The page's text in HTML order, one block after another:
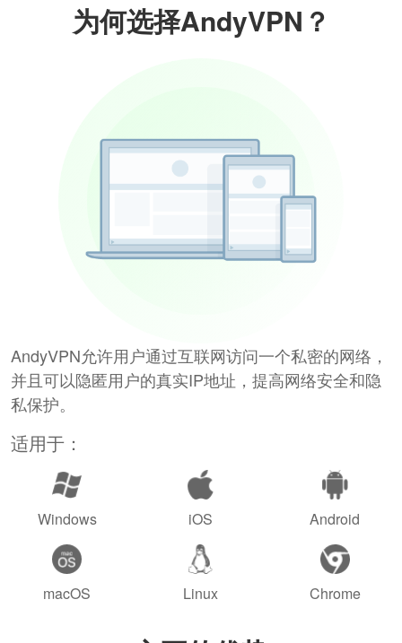
为何选择AndyVPN？
AndyVPN允许用户通过互联网访问一个私密的网络，
并且可以隐匿用户的真实IP地址，提高网络安全和隐
私保护。
适用于：
Windows iOS Android
macOS Linux Chrome